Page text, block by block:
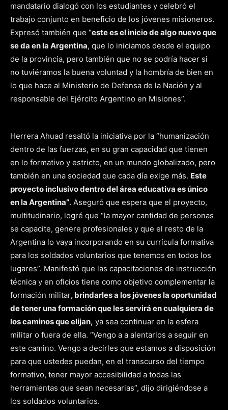
mandatario dialogó con los estudiantes y celebró el
trabajo conjunto en beneficio de los jóvenes misioneros.
Expresó también que “este es el inicio de algo nuevo que
se da en la Argentina, que lo iniciamos desde el equipo
de la provincia, pero también que no se podría hacer si
no tuviéramos la buena voluntad y la hombría de bien en
lo que hace al Ministerio de Defensa de la Nación y al
responsable del Ejército Argentino en Misiones”.
Herrera Ahuad resaltó la iniciativa por la “humanización
dentro de las fuerzas, en su gran capacidad que tienen
en lo formativo y estricto, en un mundo globalizado, pero
también en una sociedad que cada día exige más. Este
proyecto inclusivo dentro del área educativa es único
en la Argentina”. Aseguró que espera que el proyecto,
multitudinario, logré que “la mayor cantidad de personas
se capacite, genere profesionales y que el resto de la
Argentina lo vaya incorporando en su currícula formativa
para los soldados voluntarios que tenemos en todos los
lugares”. Manifestó que las capacitaciones de instrucción
técnica y en oficios tiene como objetivo complementar la
formación militar, brindarles a los jóvenes la oportunidad
de tener una formación que les servirá en cualquiera de
los caminos que elijan, ya sea continuar en la esfera
militar o fuera de ella. “Vengo a a alentarlos a seguir en
este camino. Vengo a decirles que estamos a disposición
para que ustedes puedan, en el transcurso del tiempo
formativo, tener mayor accesibilidad a todas las
herramientas que sean necesarias”, dijo dirigiéndose a
los soldados voluntarios.